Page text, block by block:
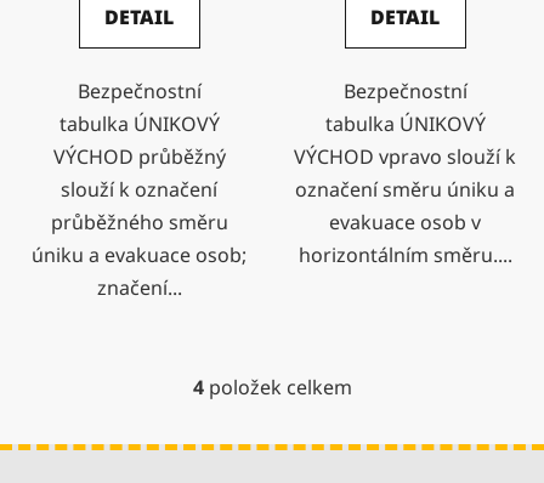
DETAIL
Bezpečnostní
tabulka ÚNIKOVÝ
VÝCHOD průběžný
slouží k označení
průběžného směru
úniku a evakuace osob;
značení...
DETAIL
Bezpečnostní
tabulka ÚNIKOVÝ
VÝCHOD vpravo slouží k
označení směru úniku a
evakuace osob v
horizontálním směru....
O
l
4položek celkem